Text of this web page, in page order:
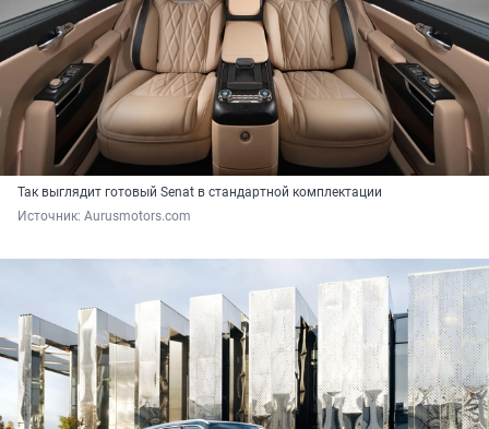
Так выглядит готовый Senat в стандартной комплектации
Источник: Aurusmotors.com